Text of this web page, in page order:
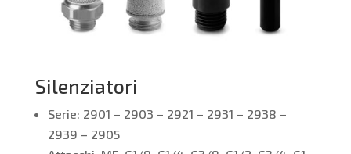
Silenziatori
Serie: 2901 – 2903 – 2921 – 2931 – 2938 –
2939 – 2905